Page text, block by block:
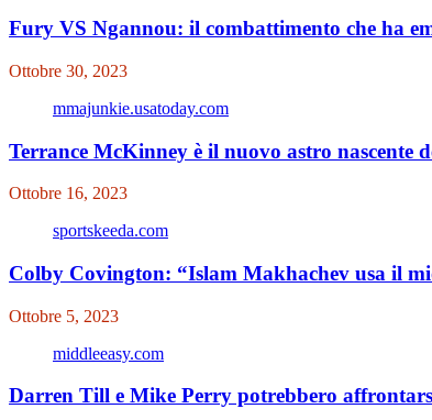
Fury VS Ngannou: il combattimento che ha
Ottobre 30, 2023
mmajunkie.usatoday.com
Terrance McKinney è il nuovo astro nascente
Ottobre 16, 2023
sportskeeda.com
Colby Covington: “Islam Makhachev usa il
Ottobre 5, 2023
middleeasy.com
Darren Till e Mike Perry potrebbero